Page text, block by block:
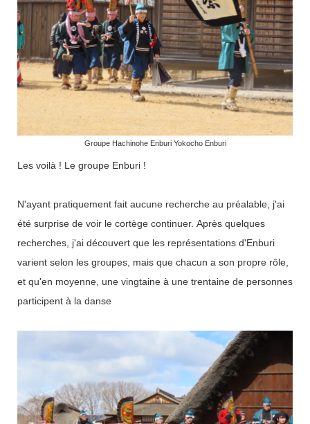
Groupe Hachinohe Enburi Yokocho Enburi
Les voilà ! Le groupe Enburi !
N'ayant pratiquement fait aucune recherche au préalable, j'ai
été surprise de voir le cortège continuer. Après quelques
recherches, j'ai découvert que les représentations d'Enburi
varient selon les groupes, mais que chacun a son propre rôle,
et qu'en moyenne, une vingtaine à une trentaine de personnes
participent à la danse